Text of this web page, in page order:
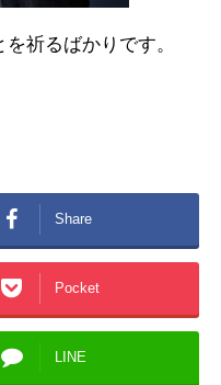
祈るばかりです。
Share
Pocket
LINE